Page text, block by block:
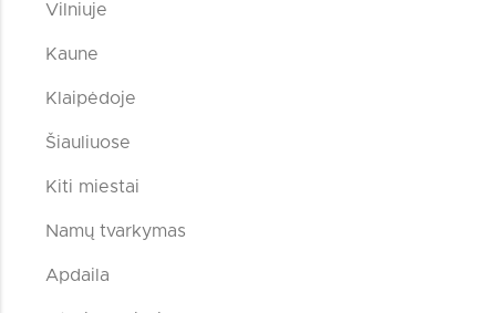
Vilniuje
Kaune
Klaipėdoje
Šiauliuose
Kiti miestai
Namų tvarkymas
Apdaila